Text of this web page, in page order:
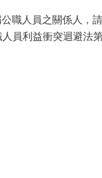
職人員之關係人，
員利益衝突迴避法